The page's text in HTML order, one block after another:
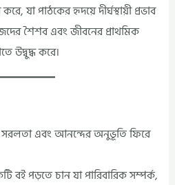
যা পাঠকের হৃদয়ে দীর্ঘস্থায়ী প্রভাব
শৈশব এবং জীবনের প্রাথমিক
উদ্বুদ্ধ করে।
এবং আনন্দের অনুভূতি ফিরে
পড়তে চান যা পারিবারিক সম্পর্ক,